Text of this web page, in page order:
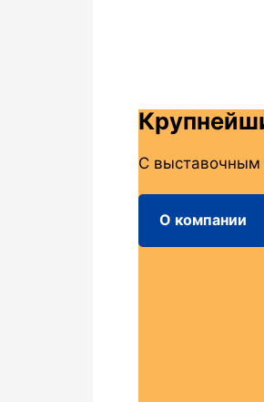
С выставочным
О компании